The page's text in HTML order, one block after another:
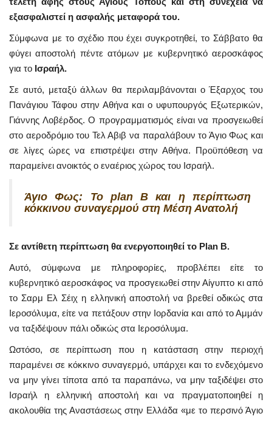
εξασφαλιστεί η ασφαλής μεταφορά του.
Σύμφωνα με το σχέδιο που έχει συγκροτηθεί, το Σάββατο θα
φύγει αποστολή πέντε ατόμων με κυβερνητικό αεροσκάφος
για το Ισραήλ.
Σε αυτό, μεταξύ άλλων θα περιλαμβάνονται ο Έξαρχος του
Πανάγιου Τάφου στην Αθήνα και ο υφυπουργός Εξωτερικών,
Γιάννης Λοβέρδος. Ο προγραμματισμός είναι να προσγειωθεί
στο αεροδρόμιο του Τελ Αβιβ να παραλάβουν το Άγιο Φως και
σε λίγες ώρες να επιστρέψει στην Αθήνα. Προϋπόθεση να
παραμείνει ανοικτός ο εναέριος χώρος του Ισραήλ.
Άγιο Φως: Το plan B και η περίπτωση
κόκκινου συναγερμού στη Μέση Ανατολή
Σε αντίθετη περίπτωση θα ενεργοποιηθεί το Plan B.
Αυτό, σύμφωνα με πληροφορίες, προβλέπει είτε το
κυβερνητικό αεροσκάφος να προσγειωθεί στην Αίγυπτο κι από
το Σαρμ Ελ Σέιχ η ελληνική αποστολή να βρεθεί οδικώς στα
Ιεροσόλυμα, είτε να πετάξουν στην Ιορδανία και από το Αμμάν
να ταξιδέψουν πάλι οδικώς στα Ιεροσόλυμα.
Ωστόσο, σε περίπτωση που η κατάσταση στην περιοχή
παραμένει σε κόκκινο συναγερμό, υπάρχει και το ενδεχόμενο
να μην γίνει τίποτα από τα παραπάνω, να μην ταξιδέψει στο
Ισραήλ η ελληνική αποστολή και να πραγματοποιηθεί η
ακολουθία της Αναστάσεως στην Ελλάδα «με το περσινό Άγιο